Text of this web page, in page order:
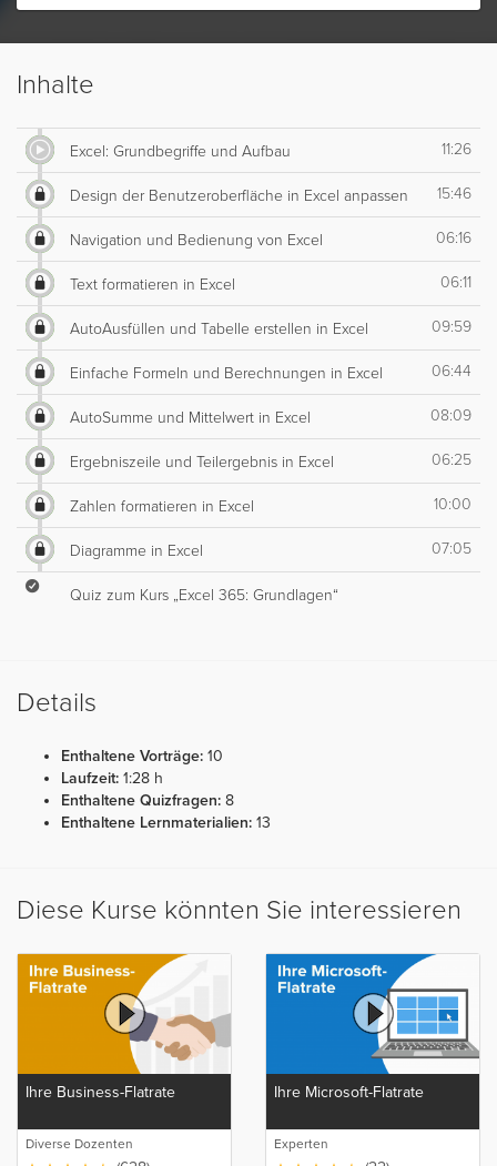
Inhalte
Excel: Grundbegriffe und Aufbau 11:26
Design der Benutzeroberfläche in Excel anpassen 15:46
Navigation und Bedienung von Excel 06:16
Text formatieren in Excel 06:11
AutoAusfüllen und Tabelle erstellen in Excel 09:59
Einfache Formeln und Berechnungen in Excel 06:44
AutoSumme und Mittelwert in Excel 08:09
Ergebniszeile und Teilergebnis in Excel 06:25
Zahlen formatieren in Excel 10:00
Diagramme in Excel 07:05
Quiz zum Kurs „Excel 365: Grundlagen“
Details
Enthaltene Vorträge: 10
Laufzeit: 1:28 h
Enthaltene Quizfragen: 8
Enthaltene Lernmaterialien: 13
Diese Kurse könnten Sie interessieren
Ihre Business-Flatrate
Diverse Dozenten
Ihre Microsoft-Flatrate
Experten